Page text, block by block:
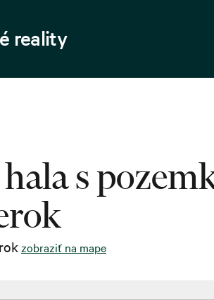
reality
s
zobraziť na mape